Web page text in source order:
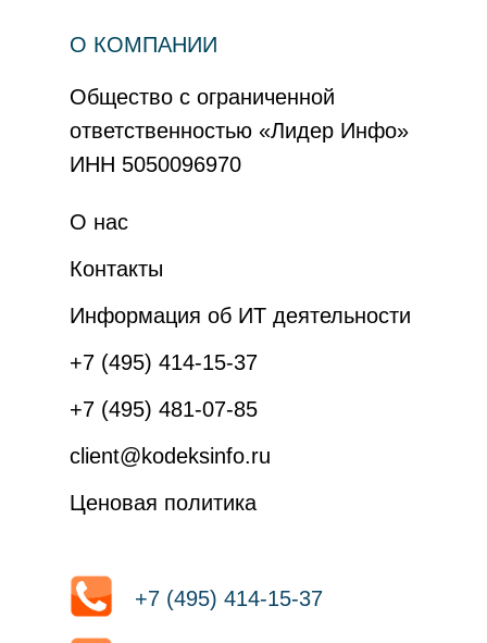
+7 (495) 414-15-37
+7 (495) 414-15-37
+7 (495) 481-07-85
client@kodeksinfo.ru
Информация об ИТ деятельности
Ценовая политика
Контакты
О нас
О КОМПАНИИ
Общество с ограниченной
ответственностью «Лидер Инфо»
ИНН 5050096970